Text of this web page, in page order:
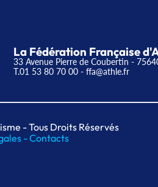
La Fédération Française
33 Avenue Pierre de Coubertin -
T.01 53 80 70 00 - ffa@athle.fr
- Tous Droits Réservés
-Contacts